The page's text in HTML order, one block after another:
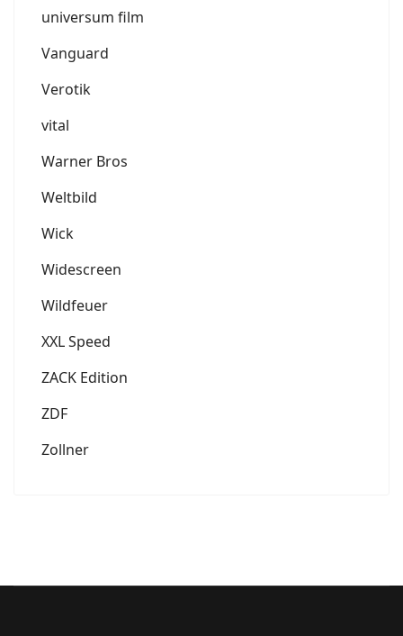
universum film
Vanguard
Verotik
vital
Warner Bros
Weltbild
Wick
Widescreen
Wildfeuer
XXL Speed
ZACK Edition
ZDF
Zollner